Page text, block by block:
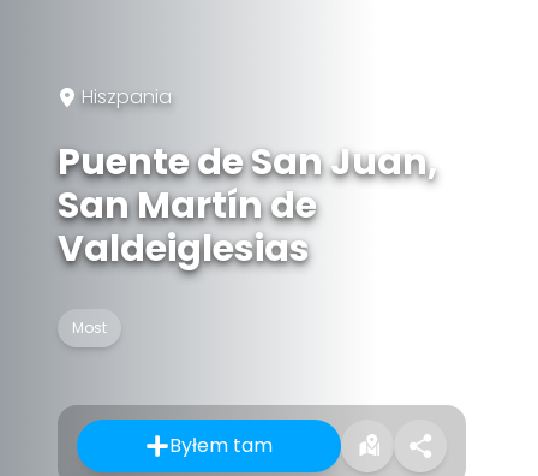
Hiszpania
Puente de San Juan,
San Martín de
Valdeiglesias
Most
Byłem tam